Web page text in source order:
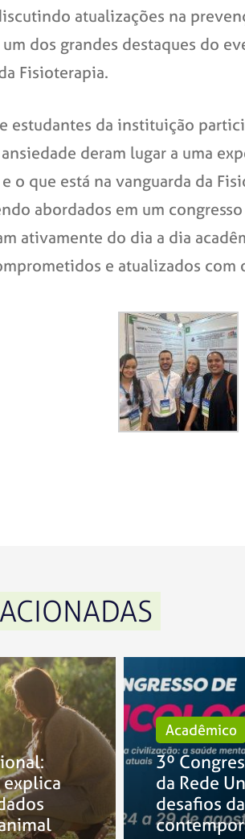
atualizações na
dos grandes destaques do
Fisioterapia.
estudantes da instituição
deram lugar a uma
o que está na vanguarda da
abordados em um
ativamente do dia a dia
e atualizados
explica
Acadêmico
3º
da Rede
desafios